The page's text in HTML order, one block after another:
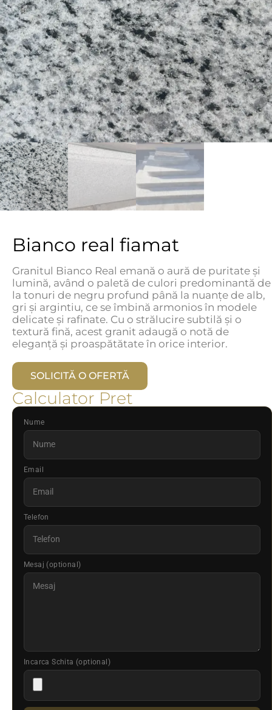
Bianco real fiamat
Granitul Bianco Real emană o aură de puritate și
lumină, având o paletă de culori predominantă de
la tonuri de negru profund până la nuanțe de alb,
gri și argintiu, ce se îmbină armonios în modele
delicate și rafinate. Cu o strălucire subtilă și o
textură fină, acest granit adaugă o notă de
eleganță și proaspătătate în orice interior.
SOLICITĂ O OFERTĂ
Calculator Pret
Nume
Email
Telefon
Mesaj (optional)
Incarca Schita (optional)